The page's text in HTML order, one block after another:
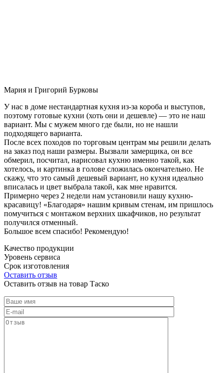
Мария и Григорий Бурковы
У нас в доме нестандартная кухня из-за короба и выступов,
поэтому готовые кухни (хоть они и дешевле) — это не наш
вариант. Мы с мужем много где были, но не нашли
подходящего варианта.
После всех походов по торговым центрам мы решили делать
на заказ под наши размеры. Вызвали замерщика, он все
обмерил, посчитал, нарисовал кухню именно такой, как
хотелось, и картинка в голове сложилась окончательно. Не
скажу, что это самый дешевый вариант, но кухня идеально
вписалась и цвет выбрала такой, как мне нравится.
Примерно через 2 недели нам установили нашу кухню-
красавицу! «Благодаря» нашим кривым стенам, им пришлось
помучиться с монтажом верхних шкафчиков, но результат
получился отменный.
Большое всем спасибо! Рекомендую!
Качество продукции
Уровень сервиса
Срок изготовления
Оставить отзыв
Оставить отзыв на товар Таско